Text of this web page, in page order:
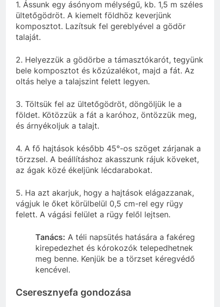
1. Ássunk egy ásónyom mélységű, kb. 1,5 m széles
ültetőgödröt. A kiemelt földhöz keverjünk
komposztot. Lazítsuk fel gereblyével a gödör
talaját.
2. Helyezzük a gödörbe a támasztókarót, tegyünk
bele komposztot és kőzúzalékot, majd a fát. Az
oltás helye a talajszint felett legyen.
3. Töltsük fel az ültetőgödröt, döngöljük le a
földet. Kötözzük a fát a karóhoz, öntözzük meg,
és árnyékoljuk a talajt.
4. A fő hajtások később 45°-os szöget zárjanak a
törzzsel. A beállításhoz akasszunk rájuk köveket,
az ágak közé ékeljünk lécdarabokat.
5. Ha azt akarjuk, hogy a hajtások elágazzanak,
vágjuk le őket körülbelül 0,5 cm-rel egy rügy
felett. A vágási felület a rügy felől lejtsen.
Tanács: A téli napsütés hatására a fakéreg
kirepedezhet és kórokozók telepedhetnek
meg benne. Kenjük be a törzset kéregvédő
kencével.
Cseresznyefa gondozása